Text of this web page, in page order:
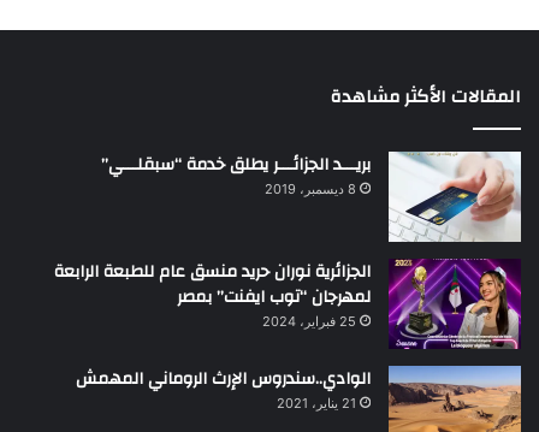
المقالات الأكثر مشاهدة
بريـــد الجزائـــر يطلق خدمة “سبقلـــي”
8 ديسمبر، 2019
الجزائرية نوران حريد منسق عام للطبعة الرابعة
لمهرجان “توب ايفنت” بمصر
25 فبراير، 2024
الوادي..سندروس الإرث الروماني المهمش
21 يناير، 2021